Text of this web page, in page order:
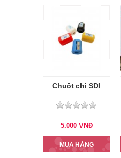
Chuốt chì SDI
5.000 VNĐ
MUA HÀNG